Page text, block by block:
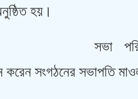
হয়।
সভা
করেন সংগঠনের সভাপতি